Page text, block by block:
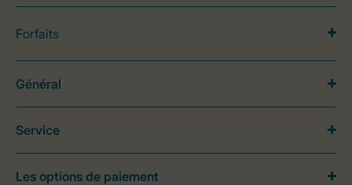
Forfaits
Général
Service
Les options de paiement